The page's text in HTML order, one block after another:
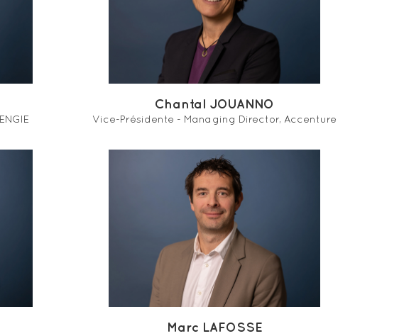
Chantal JOUANNO
Vice-Présidente - Managing Director, Accenture
Marc LAFOSSE